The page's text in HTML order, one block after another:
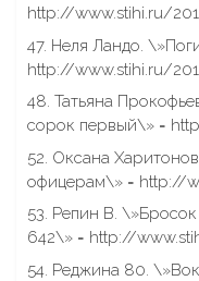
http://www.stihi.ru/
47. Неля Ландо.
http://www.stihi.ru/
48. Татьяна
сорок первый\» =
52. Оксана
офицерам\» = http://
53. Репин В. \»Бросок
642\» = http://
54. Реджина 80.